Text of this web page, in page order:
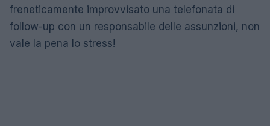
freneticamente improvvisato una telefonata di
follow-up con un responsabile delle assunzioni, non
vale la pena lo stress!